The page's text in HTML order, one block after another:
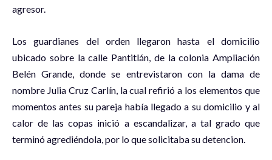
agresor.
Los guardianes del orden llegaron hasta el domicilio
ubicado sobre la calle Pantitlán, de la colonia Ampliación
Belén Grande, donde se entrevistaron con la dama de
nombre Julia Cruz Carlín, la cual refirió a los elementos que
momentos antes su pareja había llegado a su domicilio y al
calor de las copas inició a escandalizar, a tal grado que
terminó agrediéndola, por lo que solicitaba su detencion.